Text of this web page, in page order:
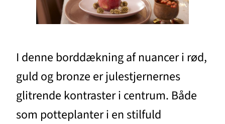
I denne borddækning af nuancer i rød,
guld og bronze er julestjernernes
glitrende kontraster i centrum. Både
som potteplanter i en stilfuld